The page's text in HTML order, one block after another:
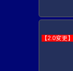
【2.0変更】